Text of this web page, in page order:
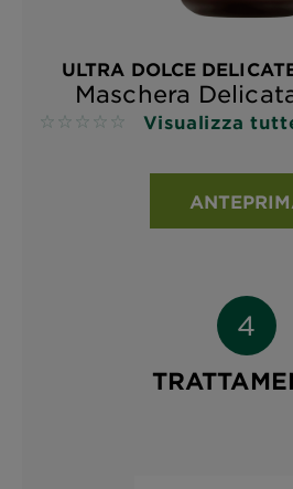
ULTRA DOLCE
Maschera
No reviews Visualizza